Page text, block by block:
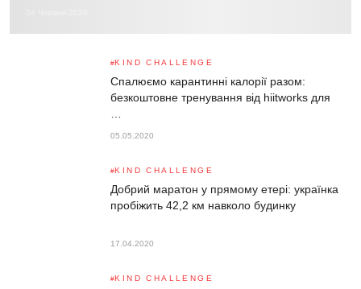
KIND CHALLENGE
Спалюємо карантинні калорії разом:
безкоштовне тренування від hiitworks для
05.05.2020
KIND CHALLENGE
Добрий маратон у прямому етері: українка
пробіжить 42,2 км навколо будинку
17.04.2020
KIND CHALLENGE